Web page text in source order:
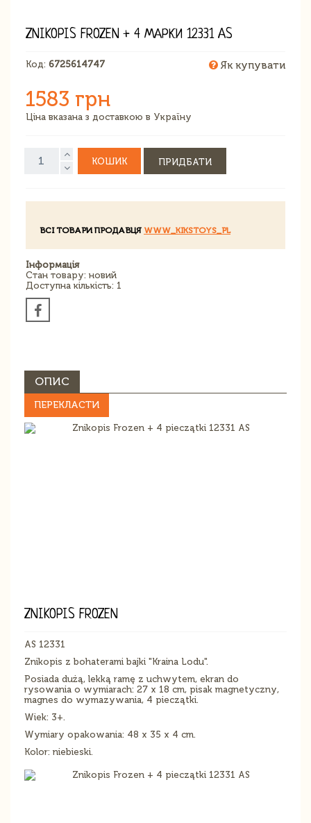
ZNIKOPIS FROZEN + 4 МАРКИ 12331 AS
Код: 6725614747 Як купувати
1583 грн
Ціна вказана з доставкою в Україну
КОШИК ПРИДБАТИ
ВСІ ТОВАРИ ПРОДАВЦЯ WWW_KIKSTOYS_PL
Інформація
Стан товару: новий
Доступна кількість: 1
ОПИС
ПЕРЕКЛАСТИ
ZNIKOPIS FROZEN
AS 12331
Znikopis z bohaterami bajki "Kraina Lodu".
Posiada dużą, lekką ramę z uchwytem, ekran do
rysowania o wymiarach: 27 x 18 cm, pisak magnetyczny,
magnes do wymazywania, 4 pieczątki.
Wiek: 3+.
Wymiary opakowania: 48 x 35 x 4 cm.
Kolor: niebieski.